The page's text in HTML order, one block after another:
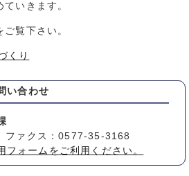
いきます。
覧下さい。
くり
い合わせ
ァクス：0577-35-3168
フォームをご利用ください。